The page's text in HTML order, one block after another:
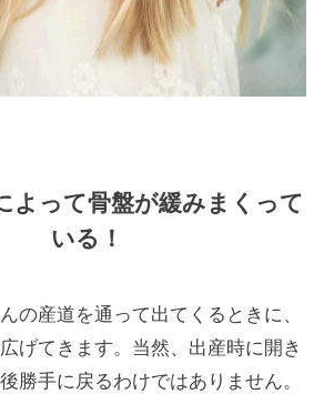
よって骨盤が緩みまくって
いる！
の産道を通って出てくるときに、
げてきます。当然、出産時に開き
勝手に戻るわけではありません。